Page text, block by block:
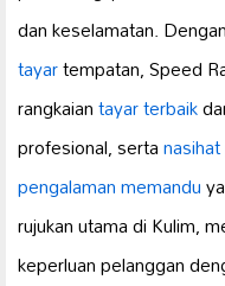
dan keselamatan.
tayartempatan, Speed
rangkaiantayar terbaik
profesional, serta
pengalaman memandu
rujukan utama di Kulim,
keperluan pelanggan